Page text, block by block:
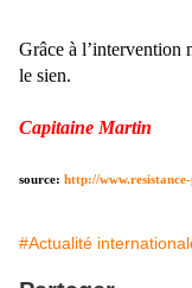
Grâce à l’intervention
le sien.
Capitaine Martin
source: http://
#Actualité